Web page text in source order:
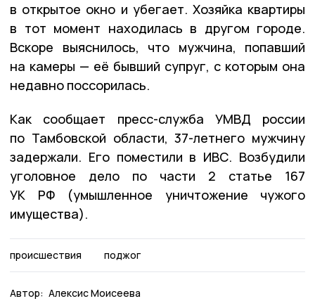
в открытое окно и убегает. Хозяйка квартиры
в тот момент находилась в другом городе.
Вскоре выяснилось, что мужчина, попавший
на камеры — её бывший супруг, с которым она
недавно поссорилась.
Как сообщает пресс-служба УМВД россии
по Тамбовской области, 37-летнего мужчину
задержали. Его поместили в ИВС. Возбудили
уголовное дело по части 2 статье 167
УК РФ (умышленное уничтожение чужого
имущества).
происшествия поджог
Автор: Алексис Моисеева